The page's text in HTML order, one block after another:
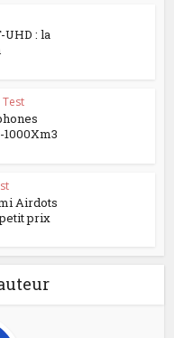
UHD : la
Test
1000Xm3
Airdots
prix